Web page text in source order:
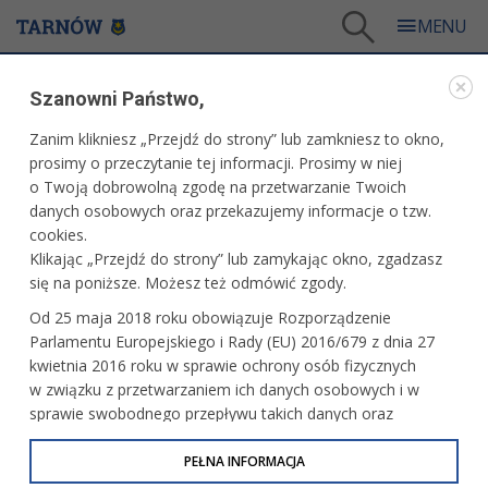
Wakacyjna przyroda
WAKACYJNA PRZYRODA
Szanowni Państwo,
Zanim klikniesz „Przejdź do strony” lub zamkniesz to okno,
prosimy o przeczytanie tej informacji. Prosimy w niej
o Twoją dobrowolną zgodę na przetwarzanie Twoich
danych osobowych oraz przekazujemy informacje o tzw.
cookies.
Klikając „Przejdź do strony” lub zamykając okno, zgadzasz
się na poniższe. Możesz też odmówić zgody.
Od 25 maja 2018 roku obowiązuje Rozporządzenie
Parlamentu Europejskiego i Rady (EU) 2016/679 z dnia 27
kwietnia 2016 roku w sprawie ochrony osób fizycznych
w związku z przetwarzaniem ich danych osobowych i w
sprawie swobodnego przepływu takich danych oraz
uchylenia dyrektywy 95/46/WE (określane jako RODO, GDPR
lub Ogólne Rozporządzenie o Ochronie Danych
PEŁNA INFORMACJA